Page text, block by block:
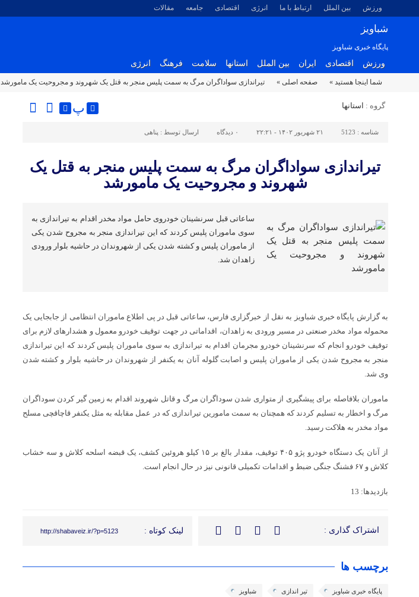
ورزش بین الملل ارتباط با ما انرژی اقتصادی جامعه مقالات
شباویز
پایگاه خبری شباویز
ورزش اقتصادی ایران بین الملل استانها سلامت فرهنگ انرژی
شما اینجا هستید » صفحه اصلی » تیراندازی سواداگران مرگ به سمت پلیس منجر به قتل یک شهروند و مجروحیت یک مامورشد
گروه : استانها پ
شناسه : 5123 ۲۱ شهریور ۱۴۰۲ - ۲۲:۲۱ ۰ دیدگاه ارسال توسط : پناهی
تیراندازی سواداگران مرگ به سمت پلیس منجر به قتل یک
شهروند و مجروحیت یک مامورشد
ساعاتی قبل سرنشینان خودروی حامل مواد مخدر اقدام به تیراندازی به
سوی ماموران پلیس کردند که این تیراندازی منجر به مجروح شدن یکی
از ماموران پلیس و کشته شدن یکی از شهروندان در حاشیه بلوار ورودی
زاهدان شد.
به گزارش پایگاه خبری شباویز به نقل از خبرگزاری فارس، ساعاتی قبل در پی اطلاع ماموران انتظامی از جابجایی یک
محموله مواد مخدر صنعتی در مسیر ورودی به زاهدان، اقداماتی در جهت توقیف خودرو معمول و هشدارهای لازم برای
توقیف خودرو انجام که سرنشینان خودرو مجرمان اقدام به تیراندازی به سوی ماموران پلیس کردند که این تیراندازی
منجر به مجروح شدن یکی از ماموران پلیس و اصابت گلوله آنان به یکنفر از شهروندان در حاشیه بلوار و کشته شدن
وی شد.
ماموران بلافاصله برای پیشگیری از متواری شدن سوداگران مرگ و قاتل شهروند اقدام به زمین گیر کردن سوداگران
مرگ و اخطار به تسلیم کردند که همچنان به سمت مامورین تیراندازی که در عمل مقابله به مثل یکنفر قاچاقچی مسلح
مواد مخدر به هلاکت رسید.
از آنان یک دستگاه خودرو پژو ۴۰۵ توقیف، مقدار بالغ بر ۱۵ کیلو هروئین کشف، یک قبضه اسلحه کلاش و سه خشاب
کلاش و ۶۷ فشنگ جنگی ضبط و اقدامات تکمیلی قانونی نیز در حال انجام است.
بازدیدها: 13
اشتراک گذاری : لینک کوتاه : http://shabaveiz.ir/?p=5123
برچسب ها
پایگاه خبری شباویز تیر اندازی شباویز